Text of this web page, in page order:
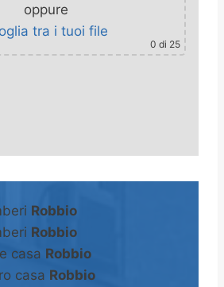
oppure
tra i tuoi file
0 di 25
Robbio
Robbio
casa Robbio
casa Robbio